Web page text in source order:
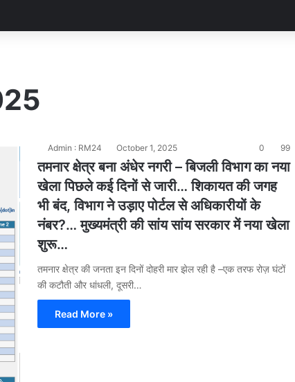
Admin : RM24 October 1, 2025 0 99
तमनार क्षेत्र बना अंधेर नगरी – बिजली विभाग का नया
खेला पिछले कई दिनों से जारी… शिकायत की जगह
भी बंद, विभाग ने उड़ाए पोर्टल से अधिकारीयों के
नंबर?… मुख्यमंत्री की सांय सांय सरकार में नया खेला
शुरू…
तमनार क्षेत्र की जनता इन दिनों दोहरी मार झेल रही है –एक तरफ रोज़ घंटों
की कटौती और धांधली, दूसरी…
Read More »